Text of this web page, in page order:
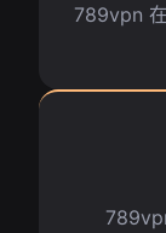
789vpn